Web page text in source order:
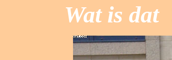
Wat is dat